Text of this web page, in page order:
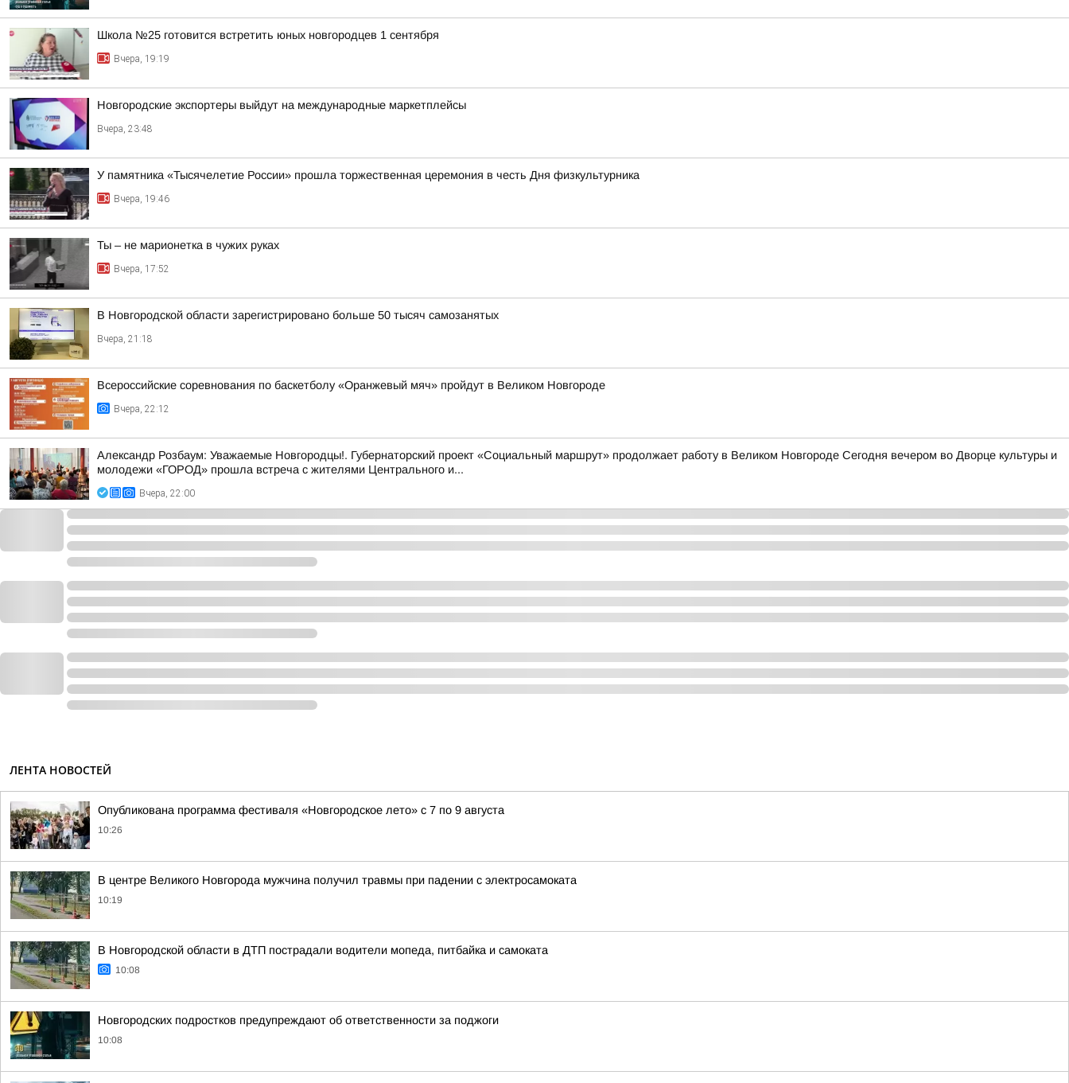
Школа №25 готовится встретить юных новгородцев 1 сентября
Вчера, 19:19
Новгородские экспортеры выйдут на международные маркетплейсы
Вчера, 23:48
У памятника «Тысячелетие России» прошла торжественная церемония в честь Дня физкультурника
Вчера, 19:46
Ты – не марионетка в чужих руках
Вчера, 17:52
В Новгородской области зарегистрировано больше 50 тысяч самозанятых
Вчера, 21:18
Всероссийские соревнования по баскетболу «Оранжевый мяч» пройдут в Великом Новгороде
Вчера, 22:12
Александр Розбаум: Уважаемые Новгородцы!. Губернаторский проект «Социальный маршрут» продолжает работу в Великом Новгороде Сегодня вечером во Дворце культуры и
молодежи «ГОРОД» прошла встреча с жителями Центрального и...
Вчера, 22:00
ЛЕНТА НОВОСТЕЙ
Опубликована программа фестиваля «Новгородское лето» с 7 по 9 августа
10:26
В центре Великого Новгорода мужчина получил травмы при падении с электросамоката
10:19
В Новгородской области в ДТП пострадали водители мопеда, питбайка и самоката
10:08
Новгородских подростков предупреждают об ответственности за поджоги
10:08